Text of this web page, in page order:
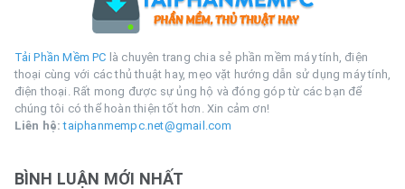
Tải Phần Mềm PC là chuyên trang chia sẻ phần mềm máy tính, điện
thoại cùng với các thủ thuật hay, mẹo vặt hướng dẫn sử dụng máy tính,
điện thoại. Rất mong được sự ủng hộ và đóng góp từ các bạn để
chúng tôi có thể hoàn thiện tốt hơn. Xin cảm ơn!
Liên hệ: taiphanmempc.net@gmail.com
BÌNH LUẬN MỚI NHẤT